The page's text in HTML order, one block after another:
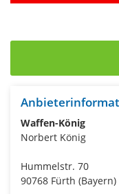
Waffen-König
Norbert König
Hummelstr. 70
90768 Fürth (Bayern)